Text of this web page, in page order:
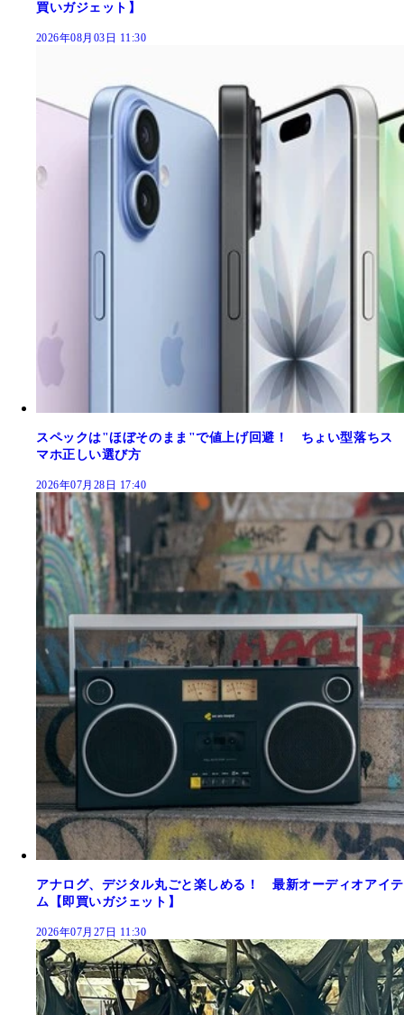
買いガジェット】
2026年08月03日 11:30
スペックは"ほぼそのまま"で値上げ回避！ ちょい型落ちス
マホ正しい選び方
2026年07月28日 17:40
アナログ、デジタル丸ごと楽しめる！ 最新オーディオアイテ
ム【即買いガジェット】
2026年07月27日 11:30